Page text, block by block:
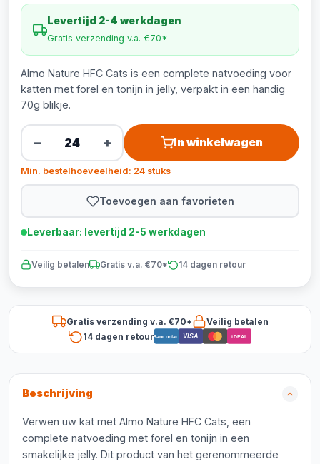
Levertijd 2-4 werkdagen
Gratis verzending v.a. €70*
Almo Nature HFC Cats is een complete natvoeding voor
katten met forel en tonijn in jelly, verpakt in een handig
70g blikje.
− + In winkelwagen
Min. bestelhoeveelheid: 24 stuks
Toevoegen aan favorieten
Leverbaar: levertijd 2-5 werkdagen
Veilig betalen Gratis v.a. €70* 14 dagen retour
Gratis verzending v.a. €70*
Veilig betalen
14 dagen retourBancontact VISA iDEAL
Beschrijving
Verwen uw kat met Almo Nature HFC Cats, een
complete natvoeding met forel en tonijn in een
smakelijke jelly. Dit product van het gerenommeerde